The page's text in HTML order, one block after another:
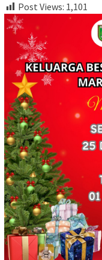
Post Views: 1,101